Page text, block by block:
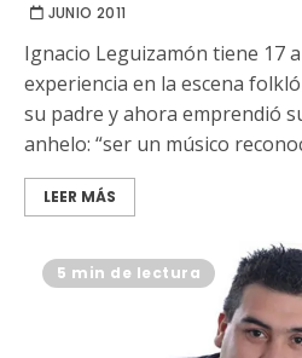
JUNIO 2011
Ignacio Leguizamón tiene 17
experiencia en la escena
su padre y ahora emprendió
anhelo: “ser un músico
LEER MÁS
5 min de lectura